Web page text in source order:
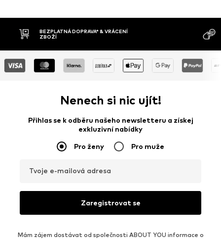
DOBÍRKA
DNŮ
Nenech si nic ujít!
Přihlas se k odběru našeho newsletteru a získej
exkluzivní nabídky
Pro ženy Pro muže
Tvoje e-mailová adresa
Zaregistrovat se
Mám zájem dostávat od společnosti ABOUT YOU informace o